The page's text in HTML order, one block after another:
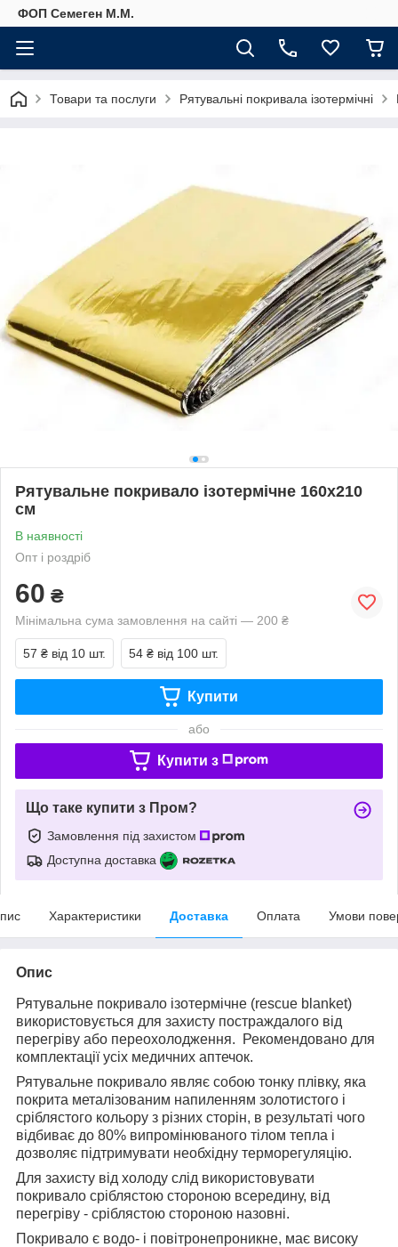
ФОП Семеген М.М.
Товари та послуги Рятувальні покривала ізотермічні
Рятувальне покривало ізотермічне 160х210
см
В наявності
Опт і роздріб
60 ₴
Мінімальна сума замовлення на сайті — 200 ₴
57 ₴ від 10 шт. 54 ₴ від 100 шт.
Купити
або
Купити з
Що таке купити з Пром?
Замовлення під захистом
Доступна доставка
Характеристики Доставка Оплата Умови
Опис
Рятувальне покривало ізотермічне (rescue blanket)
використовується для захисту постраждалого від
перегріву або переохолодження.
Рекомендовано для
комплектації усіх медичних аптечок.
Рятувальне покривало являє собою тонку плівку, яка
покрита металізованим напиленням золотистого і
сріблястого кольору з різних сторін, в результаті чого
відбиває до 80% випромінюваного тілом тепла і
дозволяє підтримувати необхідну терморегуляцію.
Для захисту від холоду слід використовувати
покривало сріблястою стороною всередину, від
перегріву - сріблястою стороною назовні.
Покривало є водо- і повітронепроникне, має високу